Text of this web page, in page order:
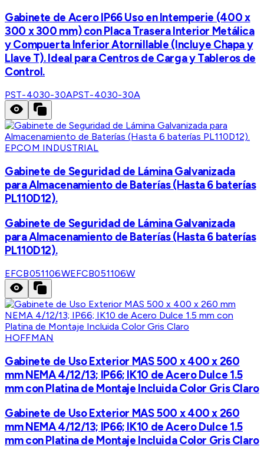
Gabinete de Acero IP66 Uso en Intemperie (400 x
300 x 300 mm) con Placa Trasera Interior Metálica
y Compuerta Inferior Atornillable (Incluye Chapa y
Llave T). Ideal para Centros de Carga y Tableros de
Control.
PST-4030-30APST-4030-30A
EPCOM INDUSTRIAL
Gabinete de Seguridad de Lámina Galvanizada
para Almacenamiento de Baterías (Hasta 6 baterías
PL110D12).
Gabinete de Seguridad de Lámina Galvanizada
para Almacenamiento de Baterías (Hasta 6 baterías
PL110D12).
EFCB051106WEFCB051106W
HOFFMAN
Gabinete de Uso Exterior MAS 500 x 400 x 260
mm NEMA 4/12/13; IP66; IK10 de Acero Dulce 1.5
mm con Platina de Montaje Incluida Color Gris Claro
Gabinete de Uso Exterior MAS 500 x 400 x 260
mm NEMA 4/12/13; IP66; IK10 de Acero Dulce 1.5
mm con Platina de Montaje Incluida Color Gris Claro